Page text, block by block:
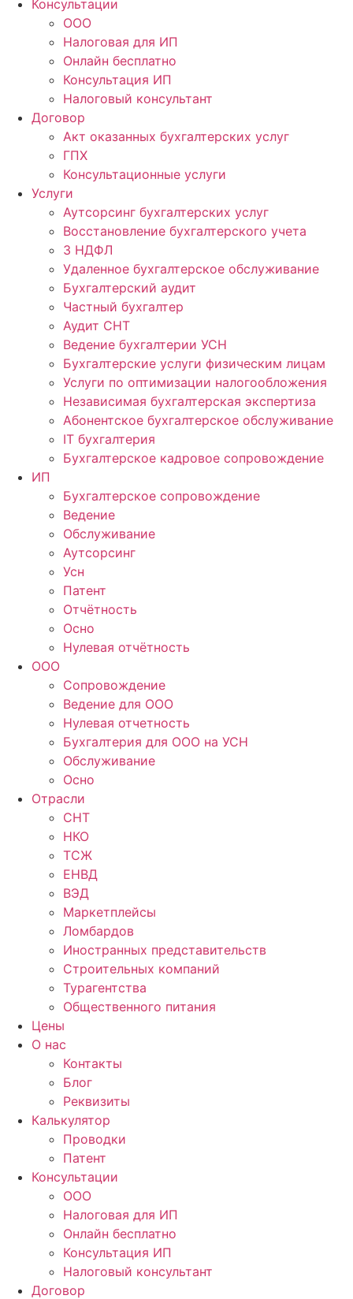
Консультации
ООО
Налоговая для ИП
Онлайн бесплатно
Консультация ИП
Налоговый консультант
Договор
Акт оказанных бухгалтерских услуг
ГПХ
Консультационные услуги
Услуги
Аутсорсинг бухгалтерских услуг
Восстановление бухгалтерского учета
3 НДФЛ
Удаленное бухгалтерское обслуживание
Бухгалтерский аудит
Частный бухгалтер
Аудит СНТ
Ведение бухгалтерии УСН
Бухгалтерские услуги физическим лицам
Услуги по оптимизации налогообложения
Независимая бухгалтерская экспертиза
Абонентское бухгалтерское обслуживание
IT бухгалтерия
Бухгалтерское кадровое сопровождение
ИП
Бухгалтерское сопровождение
Ведение
Обслуживание
Аутсорсинг
Усн
Патент
Отчётность
Осно
Нулевая отчётность
ООО
Сопровождение
Ведение для ООО
Нулевая отчетность
Бухгалтерия для ООО на УСН
Обслуживание
Осно
Отрасли
СНТ
НКО
ТСЖ
ЕНВД
ВЭД
Маркетплейсы
Ломбардов
Иностранных представительств
Строительных компаний
Турагентства
Общественного питания
Цены
О нас
Контакты
Блог
Реквизиты
Калькулятор
Проводки
Патент
Консультации
ООО
Налоговая для ИП
Онлайн бесплатно
Консультация ИП
Налоговый консультант
Договор